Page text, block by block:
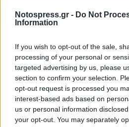
Notospress.gr - Do Not
Information
If you wish to opt-out of the sale,
processing of your personal or
targeted advertising by us, please
section to confirm your selection.
opt-out request is processed you
interest-based ads based on
us or personal information
your opt-out. You may separately